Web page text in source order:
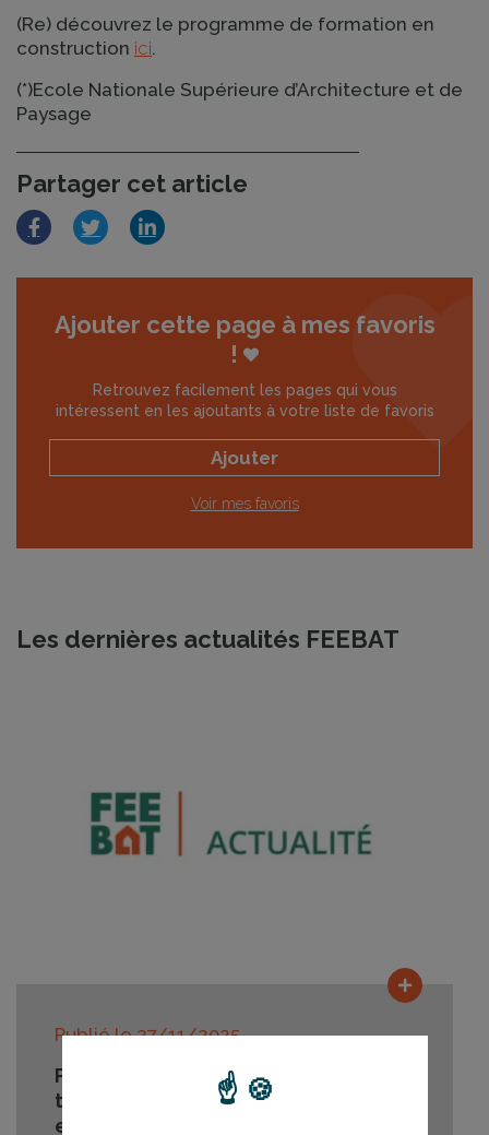
(Re) découvrez le programme de formation en
construction ici.
(*)Ecole Nationale Supérieure d’Architecture et de
Paysage
Partager cet article
FacebookTwitterLinkedIn
Ajouter cette page à mes favoris
!
Retrouvez facilement les pages qui vous
intéressent en les ajoutants à votre liste de favoris
Ajouter
Voir mes favoris
Les dernières actualités FEEBAT
Publié le27/11/2025
Pose d'ITE et ventilation : premiers
tests réussis avec des élèves de CAP
et Bac pro à Dijon
Lire la